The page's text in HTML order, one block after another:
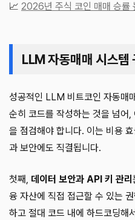
📈 2026년 주식 코인 매매 승률
LLM 자동매매 시스템
성공적인 LLM 비트코인 자동매
순히 코드를 작성하는 것을 넘어
을 점검해야 합니다. 이는 비용
과 보안에도 직결됩니다.
첫째, 데이터 보안과 API 키 관리
융 자산에 직접 접근할 수 있는
하고 절대 코드 내에 하드코딩해